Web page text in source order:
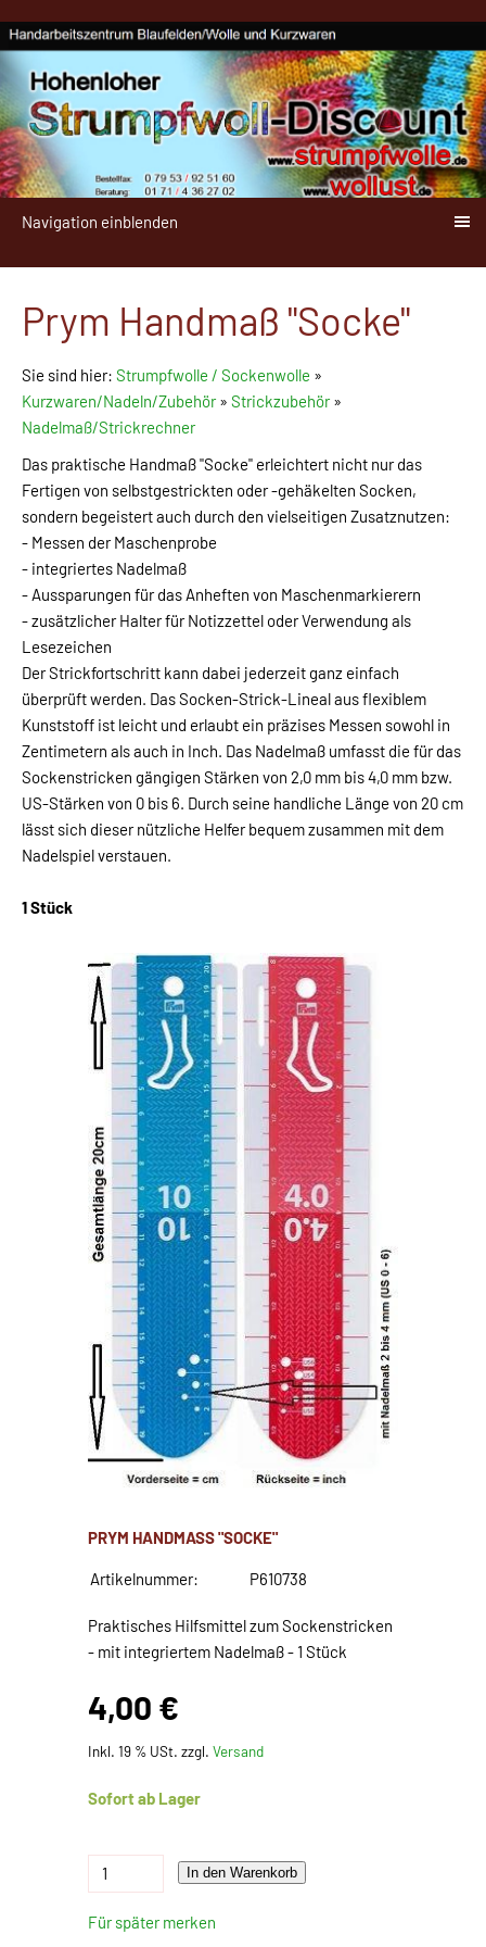
Navigation einblenden
Prym Handmaß "Socke"
Sie sind hier: Strumpfwolle / Sockenwolle »
Kurzwaren/Nadeln/Zubehör» Strickzubehör»
Nadelmaß/Strickrechner
Das praktische Handmaß "Socke" erleichtert nicht nur das
Fertigen von selbstgestrickten oder -gehäkelten Socken,
sondern begeistert auch durch den vielseitigen Zusatznutzen:
- Messen der Maschenprobe
- integriertes Nadelmaß
- Aussparungen für das Anheften von Maschenmarkierern
- zusätzlicher Halter für Notizzettel oder Verwendung als
Lesezeichen
Der Strickfortschritt kann dabei jederzeit ganz einfach
überprüft werden. Das Socken-Strick-Lineal aus flexiblem
Kunststoff ist leicht und erlaubt ein präzises Messen sowohl in
Zentimetern als auch in Inch. Das Nadelmaß umfasst die für das
Sockenstricken gängigen Stärken von 2,0 mm bis 4,0 mm bzw.
US-Stärken von 0 bis 6. Durch seine handliche Länge von 20 cm
lässt sich dieser nützliche Helfer bequem zusammen mit dem
Nadelspiel verstauen.
1 Stück
PRYM HANDMASS "SOCKE"
Artikelnummer: P610738
Praktisches Hilfsmittel zum Sockenstricken
- mit integriertem Nadelmaß - 1 Stück
4,00 €
Inkl. 19 % USt. zzgl.Versand
Sofort ab Lager
In den Warenkorb
Für später merken